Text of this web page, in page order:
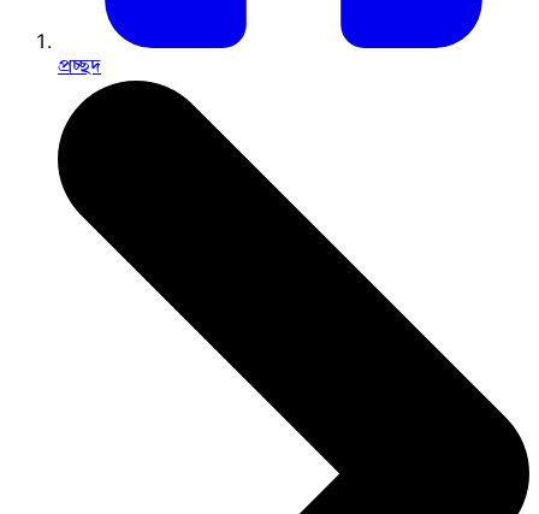
প্রচ্ছদ